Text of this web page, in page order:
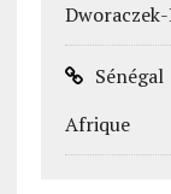
Afrique